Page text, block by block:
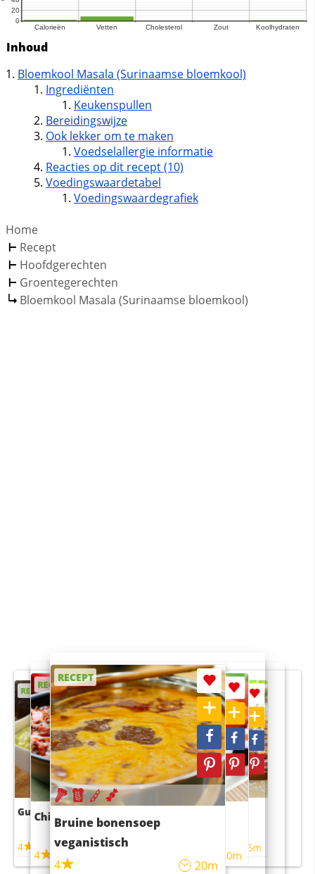
Inhoud
Bloemkool Masala (Surinaamse bloemkool)
Ingrediënten
Keukenspullen
Bereidingswijze
Ook lekker om te maken
Voedselallergie informatie
Reacties op dit recept (10)
Voedingswaardetabel
Voedingswaardegrafiek
Home
Recept
Hoofdgerechten
Groentegerechten
Bloemkool Masala (Surinaamse bloemkool)
RECEPT
Guacamole
4
RECEPT
Chili con carne
4
RECEPT
Bruine bonensoep
veganistisch
4
20m
RECEPT
Sushi rijstsalade
maaltijdsalade
40m
RECEPT
4 55m